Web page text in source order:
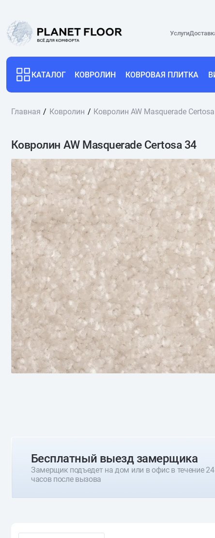
Услуги
КАТАЛОГ КОВРОЛИН КОВРОВАЯ ПЛИТКА
Главная Ковролин Ковролин AW Masquerade
Ковролин AW Masquerade Certosa 34
Бесплатный выезд замерщика
Замерщик подъедет на дом или в офис в течение 24
часов после вызова